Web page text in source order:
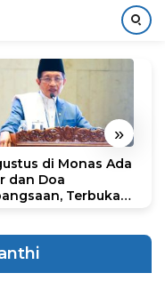
»
di Monas Ada
dan Doa
Terbuka